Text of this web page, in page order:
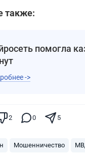
также:
помогла
->
2 0 5
Мошенничество